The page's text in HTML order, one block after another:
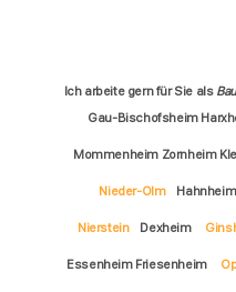
Ich arbeite gern für Sie als
Gau-Bischofsheim
Mommenheim Zornheim
Nieder-Olm
Nierstein Dexheim
Essenheim Friesenheim